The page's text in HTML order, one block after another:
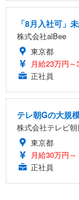
「8月入社可」
株式会社alBee
東京都
月給23万円～
正社員
テレ朝Gの大規
株式会社テレビ
東京都
月給30万円～
正社員